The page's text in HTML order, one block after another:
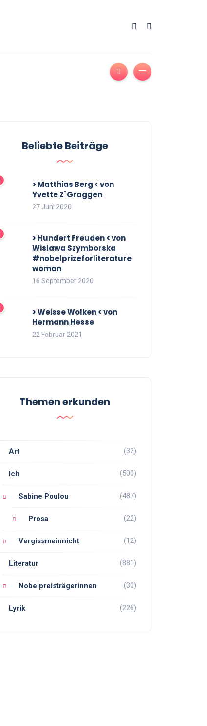
Beliebte Beiträge
> Matthias Berg < von
Yvette Z`Graggen
27 Juni 2020
> Hundert Freuden < von
Wislawa Szymborska
#nobelprizeforliterature
woman
16 September 2020
> Weisse Wolken < von
Hermann Hesse
22 Februar 2021
Themen erkunden
Art (32)
Ich (500)
Sabine Poulou (487)
Prosa (22)
Vergissmeinnicht (12)
Literatur (881)
Nobelpreisträgerinnen (30)
Lyrik (226)